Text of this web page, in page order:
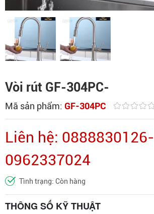
Vòi rút GF-304PC-
Mã sản phẩm: GF-304PC
Liên hệ: 0888830126-
0962337024
Tình trạng: Còn hàng
THÔNG SỐ KỸ THUẬT